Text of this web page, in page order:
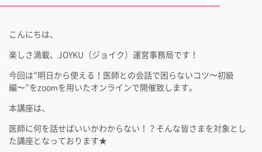
こんにちは、
楽しさ満載、JOYKU（ジョイク）運営事務局です！
今回は”明日から使える！医師との会話で困らないコツ〜初級
編〜”をzoomを用いたオンラインで開催致します。
本講座は、
医師に何を話せばいいかわからない！？そんな皆さまを対象とし
た講座となっております★